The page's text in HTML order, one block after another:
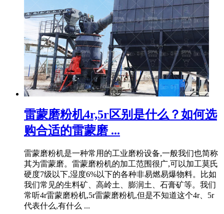
雷蒙磨粉机4r,5r区别是什么？如何选
购合适的雷蒙磨 ...
雷蒙磨粉机是一种常用的工业磨粉设备,一般我们也简称
其为雷蒙磨。雷蒙磨粉机的加工范围很广,可以加工莫氏
硬度7级以下,湿度6%以下的各种非易燃易爆物料。比如
我们常见的生料矿、高岭土、膨润土、石膏矿等。我们
常听4r雷蒙磨粉机,5r雷蒙磨粉机,但是不知道这个4r、5r
代表什么,有什么 ...